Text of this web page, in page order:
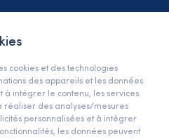
cookies et des technologies
des appareils et les données
à intégrer le contenu, les services
réaliser des analyses/mesures
personnalisées et à intégrer
les données peuvent